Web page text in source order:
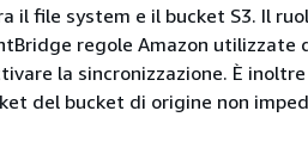
il file system e il bucket S3. Il
regole Amazon utilizzate
la sincronizzazione. È
del bucket di origine non